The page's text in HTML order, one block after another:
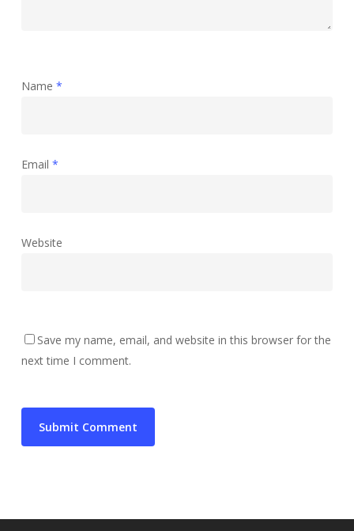
Name *
Email *
Website
Save my name, email, and website in this browser for the
next time I comment.